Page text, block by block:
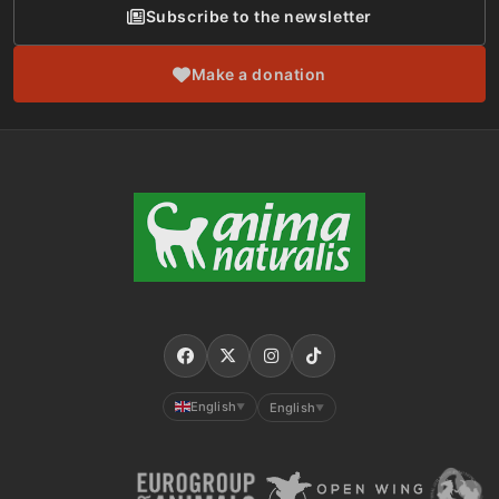
Subscribe to the newsletter
Make a donation
English ▼ English ▼